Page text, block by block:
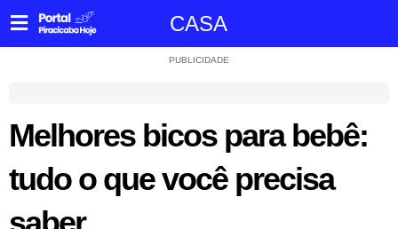
CASA
PUBLICIDADE
Melhores bicos para bebê:
tudo o que você precisa